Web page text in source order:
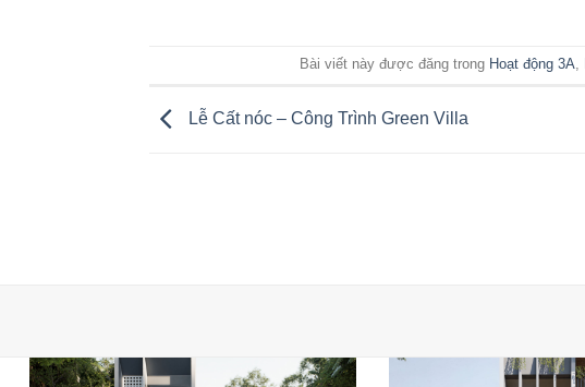
Bài viết này được đăng trong Hoạt động 3A,
Lễ Cất nóc – Công Trình Green Villa